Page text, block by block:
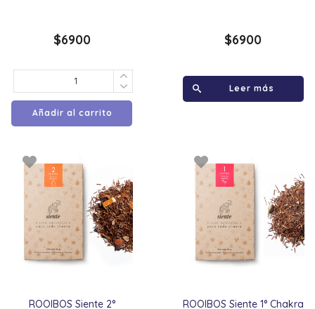
$6900
Añadir al carrito
$6900
Leer más
ROOIBOS Siente 2°
ROOIBOS Siente 1° Chakra